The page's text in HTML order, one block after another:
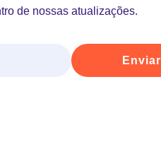
de nossas atualizações.
Enviar